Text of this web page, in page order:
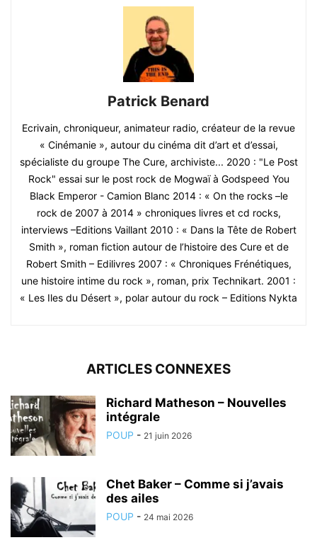
Patrick Benard
Ecrivain, chroniqueur, animateur radio, créateur de la revue
« Cinémanie », autour du cinéma dit d’art et d’essai,
spécialiste du groupe The Cure, archiviste... 2020 : "Le Post
Rock" essai sur le post rock de Mogwaï à Godspeed You
Black Emperor - Camion Blanc 2014 : « On the rocks –le
rock de 2007 à 2014 » chroniques livres et cd rocks,
interviews –Editions Vaillant 2010 : « Dans la Tête de Robert
Smith », roman fiction autour de l’histoire des Cure et de
Robert Smith – Edilivres 2007 : « Chroniques Frénétiques,
une histoire intime du rock », roman, prix Technikart. 2001 :
« Les Iles du Désert », polar autour du rock – Editions Nykta
ARTICLES CONNEXES
Richard Matheson – Nouvelles
intégrale
POUP - 21 juin 2026
Chet Baker – Comme si j’avais
des ailes
POUP - 24 mai 2026